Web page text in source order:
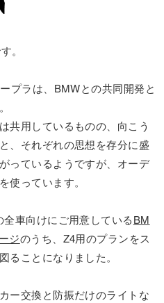
。
プラは、BMWとの共同開発と
共用しているものの、向こう
、それぞれの思想を存分に盛
っているようですが、オーデ
使っています。
車向けにご用意しているBM
ジのうち、Z4用のプランをス
ることになりました。
ー交換と防振だけのライトな